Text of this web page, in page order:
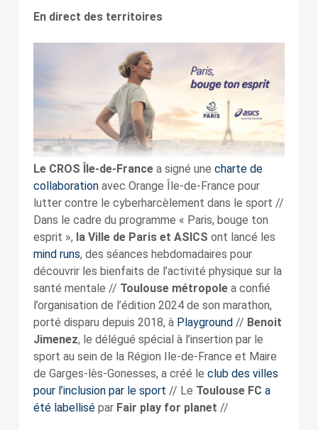
En direct des territoires
Le CROS Île-de-Francea signé une charte de
collaborationavec Orange Île-de-France pour
lutter contre le cyberharcèlement dans le sport //
Dans le cadre du programme « Paris, bouge ton
esprit », la Ville de Paris et ASICS ont lancé les
mind runs, des séances hebdomadaires pour
découvrir les bienfaits de l’activité physique sur la
santé mentale // Toulouse métropolea confié
l’organisation de l’édition 2024 de son marathon,
porté disparu depuis 2018, à Playground // Benoit
Jimenez, le délégué spécial à l’insertion par le
sport au sein de la Région Ile-de-France et Maire
de Garges-lès-Gonesses, a créé le club des villes
pour l’inclusion par le sport // Le Toulouse FC a
été labellisépar Fair play for planet //